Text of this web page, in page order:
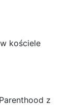
kościele
z